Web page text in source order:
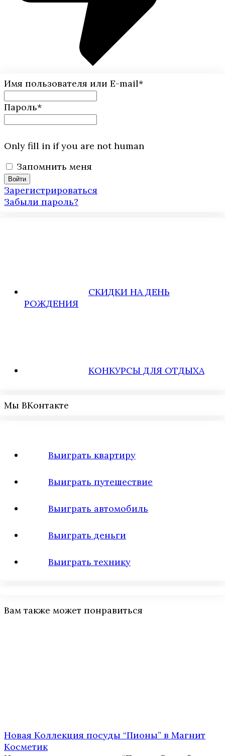
Имя пользователя или E-mail*
Пароль*
Only fill in if you are not human
Запомнить меня
Зарегистрироваться
Забыли пароль?
СКИДКИ НА ДЕНЬ
РОЖДЕНИЯ
КОНКУРСЫ ДЛЯ ОТДЫХА
Мы ВКонтакте
Выиграть квартиру
Выиграть путешествие
Выиграть автомобиль
Выиграть деньги
Выиграть технику
Вам также может понравиться
Новая Коллекция посуды “Пионы” в Магнит
Косметик